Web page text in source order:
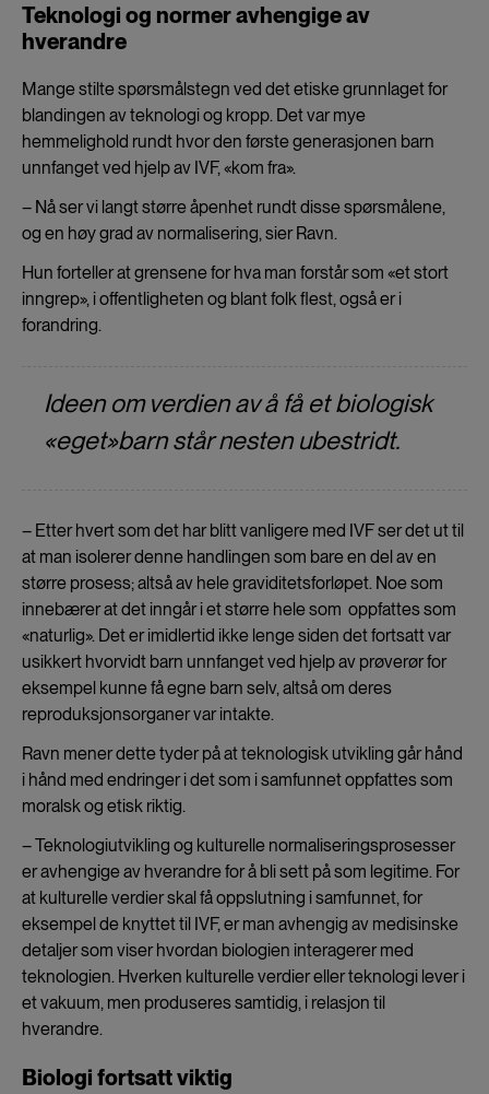
Teknologi og normer avhengige av
hverandre
Mange stilte spørsmålstegn ved det etiske grunnlaget for
blandingen av teknologi og kropp. Det var mye
hemmelighold rundt hvor den første generasjonen barn
unnfanget ved hjelp av IVF, «kom fra».
– Nå ser vi langt større åpenhet rundt disse spørsmålene,
og en høy grad av normalisering, sier Ravn.
Hun forteller at grensene for hva man forstår som «et stort
inngrep», i offentligheten og blant folk flest, også er i
forandring.
Ideen om verdien av å få et biologisk
«eget»barn står nesten ubestridt.
– Etter hvert som det har blitt vanligere med IVF ser det ut til
at man isolerer denne handlingen som bare en del av en
større prosess; altså av hele graviditetsforløpet. Noe som
innebærer at det inngår i et større hele som oppfattes som
«naturlig». Det er imidlertid ikke lenge siden det fortsatt var
usikkert hvorvidt barn unnfanget ved hjelp av prøverør for
eksempel kunne få egne barn selv, altså om deres
reproduksjonsorganer var intakte.
Ravn mener dette tyder på at teknologisk utvikling går hånd
i hånd med endringer i det som i samfunnet oppfattes som
moralsk og etisk riktig.
– Teknologiutvikling og kulturelle normaliseringsprosesser
er avhengige av hverandre for å bli sett på som legitime. For
at kulturelle verdier skal få oppslutning i samfunnet, for
eksempel de knyttet til IVF, er man avhengig av medisinske
detaljer som viser hvordan biologien interagerer med
teknologien. Hverken kulturelle verdier eller teknologi lever i
et vakuum, men produseres samtidig, i relasjon til
hverandre.
Biologi fortsatt viktig